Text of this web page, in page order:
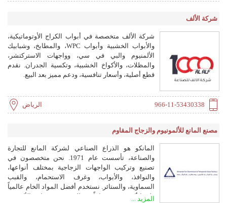
شركة الألف
شركة الألف متخصصة في أبواب الكراج الأوتوماتيكية،
والأبواب الخشبية وأبواب WPC، والمطابخ، وشبابيك
الألمنيوم والبي في سي، وواجهات الاستركتشر،
والمظلات، والأكواخ الخشبية، وتكسية الجدران. نقدم
قطع أصلية، وأسعار تنافسية، ودعم مميز بعد البيع.
966-11-53430338 الرياض
مصنع المانع للألمونيوم والزجاج المقاوم
المانكو هو الذراع الصناعي لشركة المانع للتجارة
والصناعة، تأسست عام 1971. نحن متخصصون في
تصنيع وتركيب الواجهات الزجاجية بمختلف أنواعها،
والنوافذ، والأبواب، وغرف الاستحمام، والقبب
السماوية، والستائر. نستخدم أفضل المواد الخام عالمياً
ولدينا أكثر من 50 عاماً من الخبرة في صناعة الألمنيوم
المزيد ...